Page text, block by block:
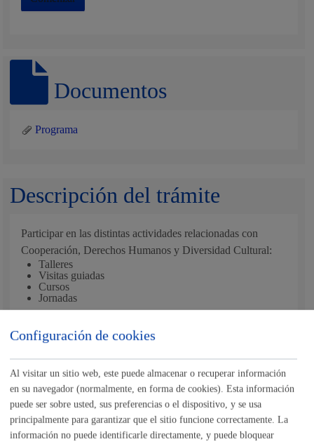
Documentos
Programa
Descripción del trámite
Participar en las distintas actividades relacionadas con
Cooperación, Derechos Humanos y Diversidad Cultural:
Talleres
Visitas guiadas
Cursos
Jornadas
¿Cómo respondemos al odio?
gestión y reparación
Programa.pdf
Configuración de cookies
Al visitar un sitio web, este puede almacenar o recuperar información
en su navegador (normalmente, en forma de cookies). Esta información
puede ser sobre usted, sus preferencias o el dispositivo, y se usa
principalmente para garantizar que el sitio funcione correctamente. La
información no puede identificarle directamente, y puede bloquear